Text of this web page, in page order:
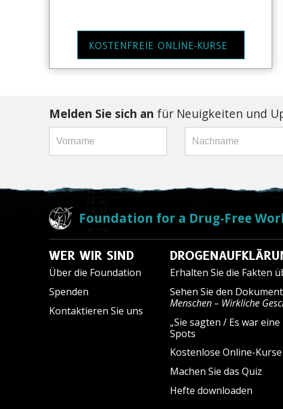
KOSTENFREIE ONLINE‑KURSE
Melden Sie sich an für Neuigkeiten und
Foundation for a Drug-Free
WER WIR SIND
Über die Foundation
Spenden
Kontaktieren Sie uns
Erhalten Sie die Fakten
Sehen Sie den
Menschen – Wirkliche
„Sie sagten / Es war eine
Spots
Kostenlose Online-
Machen Sie das Quiz
Hefte downloaden